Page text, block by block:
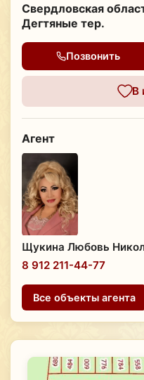
Свердловская
Дегтяные тер.
Позвонить
В
Агент
Щукина Любовь
8 912 211-44-77
Все объекты агента